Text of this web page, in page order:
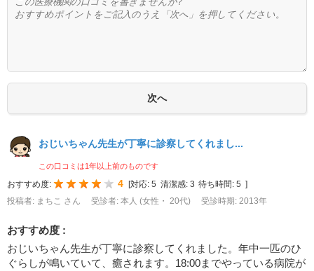
おじいちゃん先生が丁寧に診察してくれまし...
この口コミは1年以上前のものです
おすすめ度: 4 [対応: 5 清潔感: 3 待ち時間: 5 ]
投稿者: まちこ さん
受診者: 本人 (女性・ 20代) 受診時期: 2013年
おすすめ度 :
おじいちゃん先生が丁寧に診察してくれました。年中一匹のひ
ぐらしが鳴いていて、癒されます。18:00までやっている病院が